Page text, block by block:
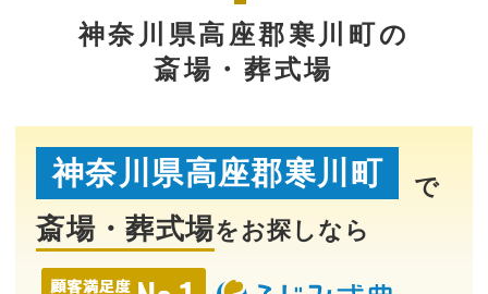
神奈川県高座郡寒川町の
斎場・葬式場
神奈川県高座郡寒川町 で
斎場・葬式場をお探しなら